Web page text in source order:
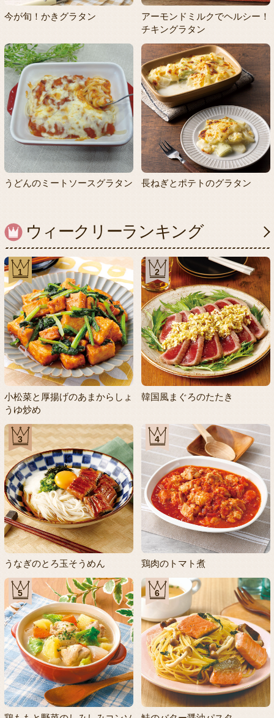
今が旬！かきグラタン
アーモンドミルクでヘルシー！
チキングラタン
うどんのミートソースグラタン 長ねぎとポテトのグラタン
ウィークリーランキング
1
小松菜と厚揚げのあまからしょ
うゆ炒め
2
韓国風まぐろのたたき
3
うなぎのとろ玉そうめん
4
鶏肉のトマト煮
5 6